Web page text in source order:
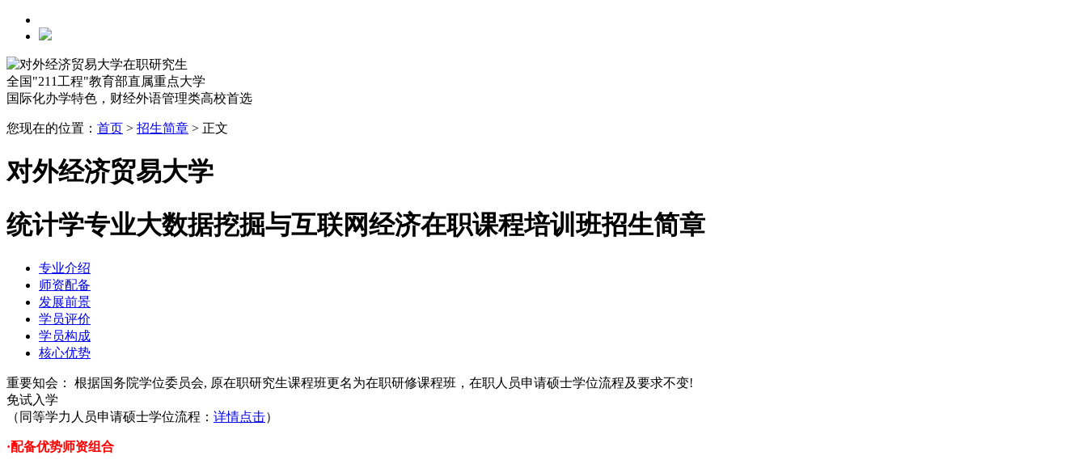
全国"211工程"教育部直属重点大学
国际化办学特色，财经外语管理类高校首选
您现在的位置： 首页 > 招生简章 > 正文
对外经济贸易大学
统计学专业大数据挖掘与互联网经济在职课程培训班招生简章
专业介绍
师资配备
发展前景
学员评价
学员构成
核心优势
重要知会：
根据国务院学位委员会, 原在职研究生课程班更名为在职研修课程班，在职人员申请硕士学位流程及要求不变!
免试入学
（同等学力人员申请硕士学位流程： 详情点击）
·配备优势师资组合